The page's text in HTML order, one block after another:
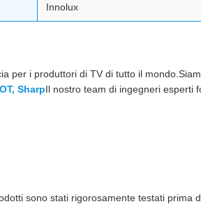
Innolux
per i produttori di TV di tutto il
SharpIl nostro team di ingegneri esperti
sono stati rigorosamente testati prima